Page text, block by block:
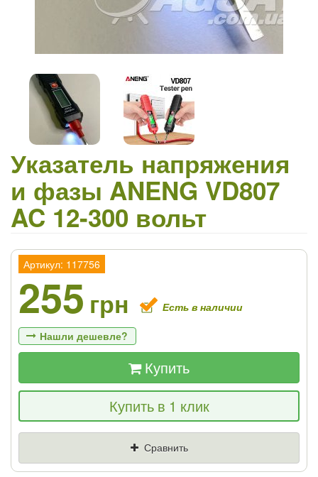
Указатель напряжения
и фазы ANENG VD807
AC 12-300 вольт
Артикул: 117756
255 грн Есть в наличии
Нашли дешевле?
Если Вы найдете товар дешевле - мы
снизим цену и подарим % от разницы
Купить
Купить в 1 клик
Сравнить